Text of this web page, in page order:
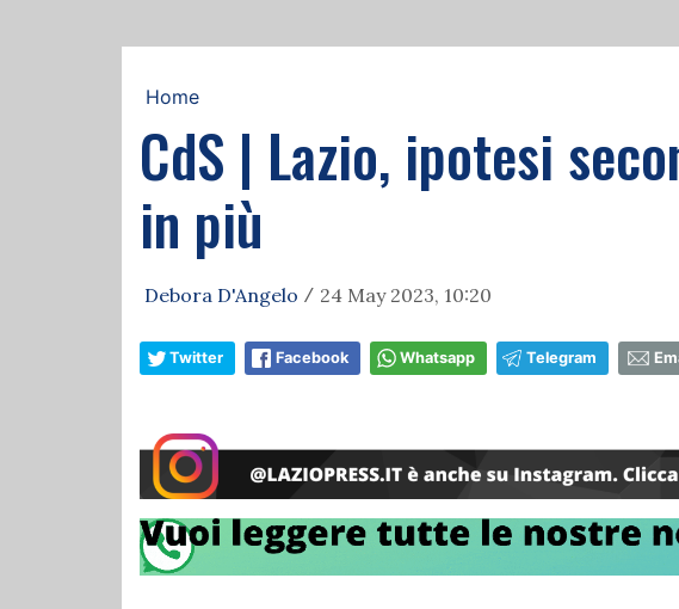
Home
CdS | Lazio, ipotesi
in più
Debora D'Angelo / 24 May 2023, 10:20
Twitter Facebook Whatsapp Telegram